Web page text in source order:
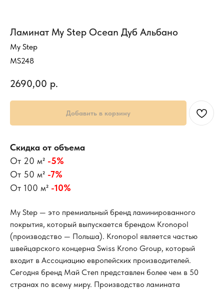
Ламинат My Step Ocean Дуб Альбано
My Step
MS248
2690,00 р.
Добавить в корзину
Скидка от объема
От 20 м² -5%
От 50 м² -7%
От 100 м² -10%
My Step — это премиальный бренд ламинированного
покрытия, который выпускается брендом Kronopol
(производство — Польша). Kronopol является частью
швейцарского концерна Swiss Krono Group, который
входит в Ассоциацию европейских производителей.
Сегодня бренд Май Степ представлен более чем в 50
странах по всему миру. Производство ламината